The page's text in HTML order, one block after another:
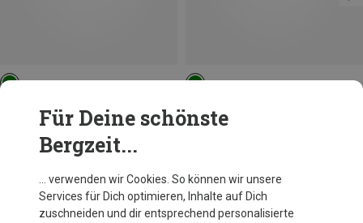
Latitude II Zelt
264,60 €
Salewa
Micra II Zelt
Andere Kunden kauften auch
Für Deine schönste
Bergzeit...
… verwenden wir Cookies. So können wir unsere
Services für Dich optimieren, Inhalte auf Dich
zuschneiden und dir entsprechend personalisierte